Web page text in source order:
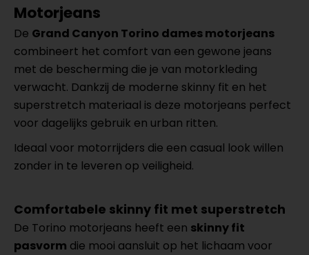
Motorjeans
De Grand Canyon Torino dames motorjeans
combineert het comfort van een gewone jeans
met de bescherming die je van motorkleding
verwacht. Dankzij de moderne skinny fit en het
superstretch materiaal is deze motorjeans perfect
voor dagelijks gebruik en urban ritten.
Ideaal voor motorrijders die een casual look willen
zonder in te leveren op veiligheid.
Comfortabele skinny fit met superstretch
De Torino motorjeans heeft een skinny fit
pasvorm die mooi aansluit op het lichaam voor